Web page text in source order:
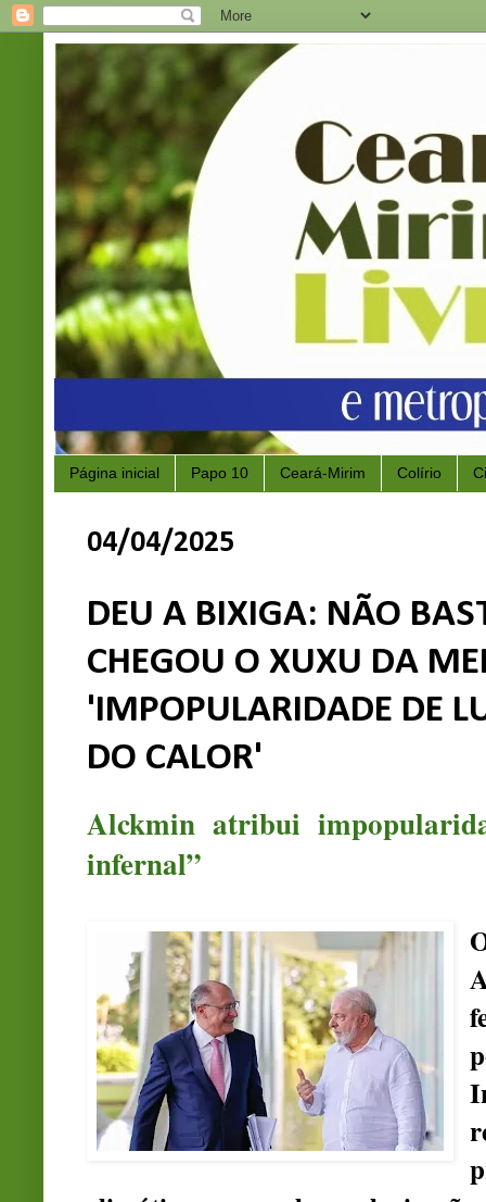
Página inicial Papo 10 Ceará-Mirim Colírio
04/04/2025
DEU A BIXIGA: NÃO
CHEGOU O XUXU DA
'IMPOPULARIDADE DE
DO CALOR'
Alckmin atribui
infernal”